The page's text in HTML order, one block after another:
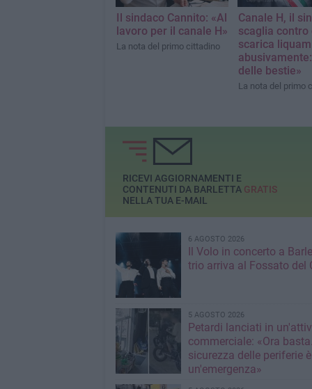
Il sindaco Cannito: «Al
lavoro per il canale H»
La nota del primo cittadino
Canale H, il
scaglia contro
scarica
delle bestie»
La nota del primo
RICEVI AGGIORNAMENTI E
CONTENUTI DA BARLETTA GRATIS
NELLA TUA E-MAIL
6 AGOSTO 2026
Il Volo in concerto a
trio arriva al Fossato del
5 AGOSTO 2026
Petardi lanciati in
commerciale: «Ora
sicurezza delle periferie è
un'emergenza»